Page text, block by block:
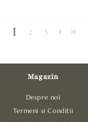
1 2 3
Magazin
Despre noi
Termeni si Conditii